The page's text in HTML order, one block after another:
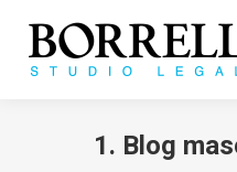
1. Blog